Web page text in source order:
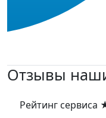
Отзывы
Рейтинг сервиса